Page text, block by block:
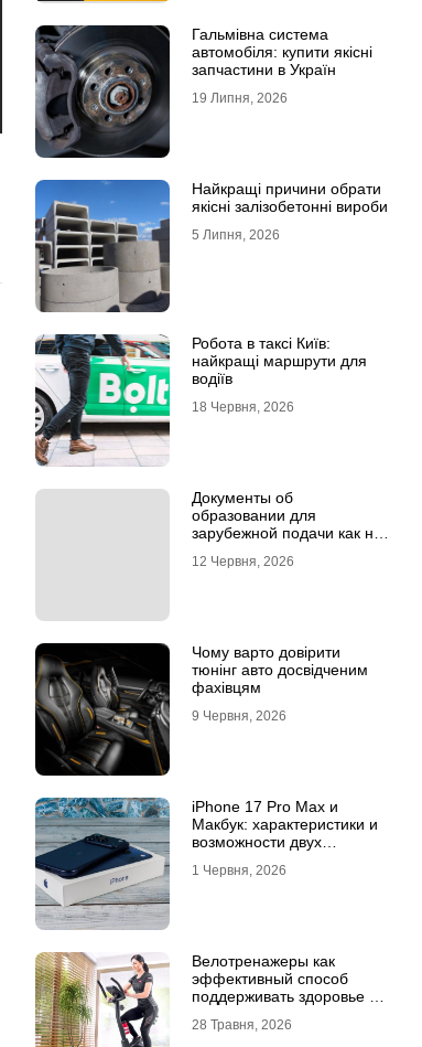
Гальмівна система
автомобіля: купити якісні
запчастини в Україн
19 Липня, 2026
Найкращі причини обрати
якісні залізобетонні вироби
5 Липня, 2026
Робота в таксі Київ:
найкращі маршрути для
водіїв
18 Червня, 2026
Документы об
образовании для
зарубежной подачи как не
апостиле
12 Червня, 2026
Чому варто довірити
тюнінг авто досвідченим
фахівцям
9 Червня, 2026
iPhone 17 Pro Max и
Макбук: характеристики и
возможности двух
1 Червня, 2026
Велотренажеры как
эффективный способ
поддерживать здоровье и
28 Травня, 2026